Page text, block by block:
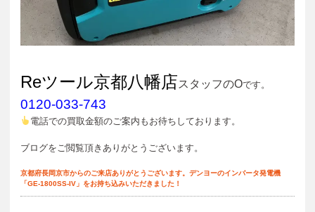
Reツール京都八幡店スタッフのOです。
0120-033-743
電話での買取金額のご案内もお待ちしております。
ブログをご閲覧頂きありがとうございます。
京都府長岡京市からのご来店ありがとうございます。デンヨーのインバータ発電機
「GE-1800SS-IV」をお持ち込みいただきました！